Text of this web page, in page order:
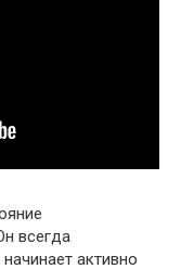
всегда
активно